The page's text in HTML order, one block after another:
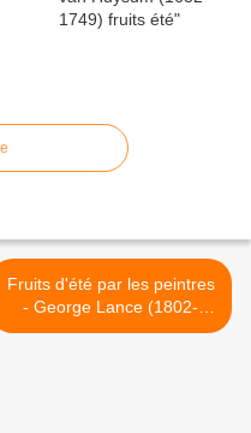
Fruits d'été par les peintres
- George Lance (1802-
1864) fruits d'été >